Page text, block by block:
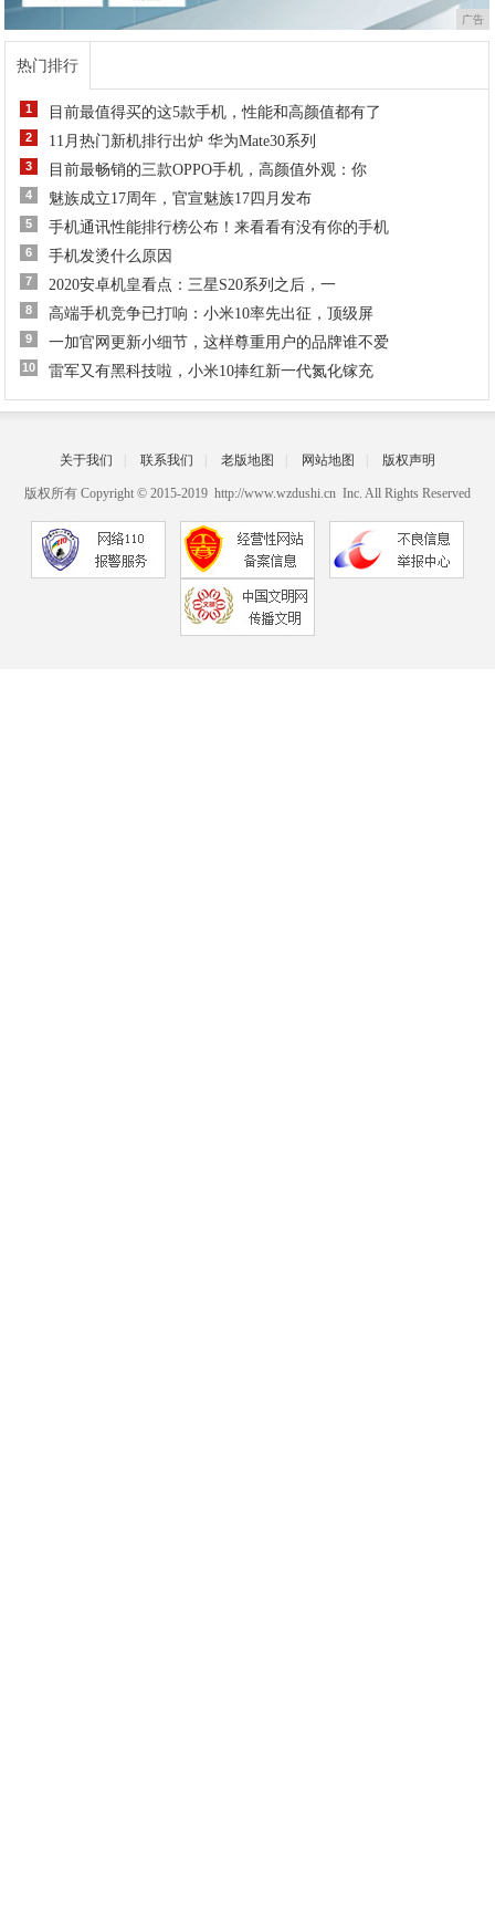
广告
热门排行
1 目前最值得买的这5款手机，性能和高颜值都有了
2 11月热门新机排行出炉 华为Mate30系列
3 目前最畅销的三款OPPO手机，高颜值外观：你
4 魅族成立17周年，官宣魅族17四月发布
5 手机通讯性能排行榜公布！来看看有没有你的手机
6 手机发烫什么原因
7 2020安卓机皇看点：三星S20系列之后，一
8 高端手机竞争已打响：小米10率先出征，顶级屏
9 一加官网更新小细节，这样尊重用户的品牌谁不爱
10 雷军又有黑科技啦，小米10捧红新一代氮化镓充
关于我们 联系我们 老版地图 网站地图 版权声明
版权所有 Copyright © 2015-2019 http://www.wzdushi.cn Inc. All Rights Reserved